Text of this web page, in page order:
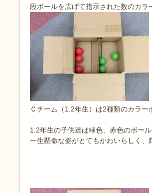
段ボールを広げて指示された数のカラ
Ｃチーム（1.2年生）は2種類のカラー
1.2年生の子供達は緑色、赤色のボー
一生懸命な姿がとてもかわいらしく、